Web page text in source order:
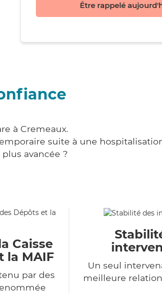
Être rappelé
à Cremeaux.
suite à une
avancée ?
Caisse
la MAIF
par des
Un seul
meilleure